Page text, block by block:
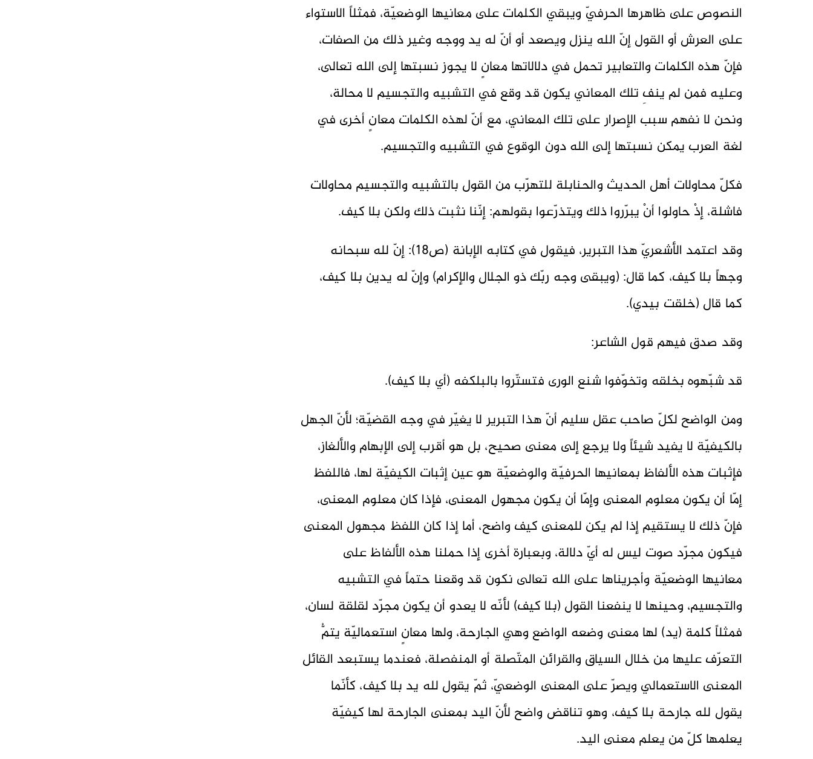
النصوص على ظاهرها الحرفيّ ويبقي الكلمات على معانيها الوضعيّة، فمثلاً الاستواء
على العرش أو القول إنّ الله ينزل ويصعد أو أنّ له يد ووجه وغير ذلك من الصفات،
فإنّ هذه الكلمات والتعابير تحمل في دلالاتها معانٍ لا يجوز نسبتها إلى الله تعالى،
وعليه فمن لم ينفِ تلك المعاني يكون قد وقع في التشبيه والتجسيم لا محالة،
ونحن لا نفهم سبب الإصرار على تلك المعاني، مع أنّ لهذه الكلمات معانٍ أخرى في
لغة العرب يمكن نسبتها إلى الله دون الوقوع في التشبيه والتجسيم.
فكلّ محاولات أهل الحديث والحنابلة للتهرّب من القول بالتشبيه والتجسيم محاولات
فاشلة، إذْ حاولوا أنْ يبرّروا ذلك ويتذرّعوا بقولهم: إنّنا نثبت ذلك ولكن بلا كيف.
وقد اعتمد الأشعريّ هذا التبرير، فيقول في كتابه الإبانة (ص18): إنّ لله سبحانه
وجهاً بلا كيف، كما قال: (ويبقى وجه ربّك ذو الجلال والإكرام) وإنّ له يدين بلا كيف،
كما قال (خلقت بيدي).
وقد صدق فيهم قول الشاعر:
قد شبّهوه بخلقه وتخوّفوا شنع الورى فتستّروا بالبلكفه (أي بلا كيف).
ومن الواضح لكلّ صاحب عقل سليم أنّ هذا التبرير لا يغيّر في وجه القضيّة؛ لأنّ الجهل
بالكيفيّة لا يفيد شيئاً ولا يرجع إلى معنى صحيح، بل هو أقرب إلى الإبهام والألغاز،
فإثبات هذه الألفاظ بمعانيها الحرفيّة والوضعيّة هو عين إثبات الكيفيّة لها، فاللفظ
إمّا أن يكون معلوم المعنى وإمّا أن يكون مجهول المعنى، فإذا كان معلوم المعنى،
فإنّ ذلك لا يستقيم إذا لم يكن للمعنى كيف واضح، أما إذا كان اللفظ مجهول المعنى
فيكون مجرّد صوت ليس له أيّ دلالة، وبعبارة أخرى إذا حملنا هذه الألفاظ على
معانيها الوضعيّة وأجريناها على الله تعالى نكون قد وقعنا حتماً في التشبيه
والتجسيم، وحينها لا ينفعنا القول (بلا كيف) لأنّه لا يعدو أن يكون مجرّد لقلقة لسان،
فمثلاً كلمة (يد) لها معنى وضعه الواضع وهي الجارحة، ولها معانٍ استعماليّة يتمُّ
التعرّف عليها من خلال السياق والقرائن المتّصلة أو المنفصلة، فعندما يستبعد القائل
المعنى الاستعمالي ويصرّ على المعنى الوضعيّ، ثمّ يقول لله يد بلا كيف، كأنّما
يقول لله جارحة بلا كيف، وهو تناقض واضح لأنّ اليد بمعنى الجارحة لها كيفيّة
يعلمها كلّ من يعلم معنى اليد.